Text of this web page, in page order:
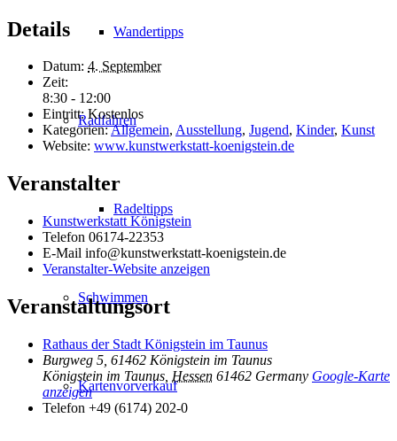
Wandertipps
Radfahren
Radeltipps
Schwimmen
Kartenvorverkauf
Details
Datum: 4. September
Zeit:
8:30 - 12:00
Eintritt: Kostenlos
Kategorien:Allgemein, Ausstellung, Jugend, Kinder, Kunst
Website: www.kunstwerkstatt-koenigstein.de
Veranstalter
Kunstwerkstatt Königstein
Telefon 06174-22353
E-Mail info@kunstwerkstatt-koenigstein.de
Veranstalter-Website anzeigen
Veranstaltungsort
Rathaus der Stadt Königstein im Taunus
Burgweg 5, 61462 Königstein im Taunus
Königstein im Taunus Hessen 61462 Germany Google-Karte
anzeigen
Telefon +49 (6174) 202-0